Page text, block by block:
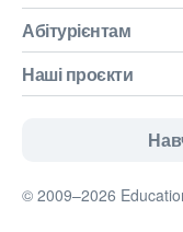
Абітурієнтам
Наші проєкти
© 2009–2026